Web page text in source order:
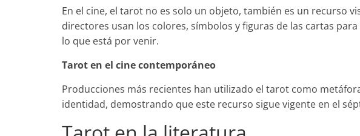
En el cine, el tarot no es solo un objeto, también es un recurso
directores usan los colores, símbolos y figuras de las cartas
lo que está por venir.
Tarot en el cine contemporáneo
Producciones más recientes han utilizado el tarot como
identidad, demostrando que este recurso sigue vigente en el